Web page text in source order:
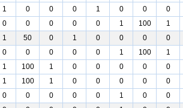
1 0 0 0 1 0 0 0
0 0 0 0 0 1 100 1
1 50 0 1 0 0 0 0
0 0 0 0 0 1 100 1
1 100 1 0 0 0 0 0
1 100 1 0 0 0 0 0
0 0 0 0 0 1 0 0